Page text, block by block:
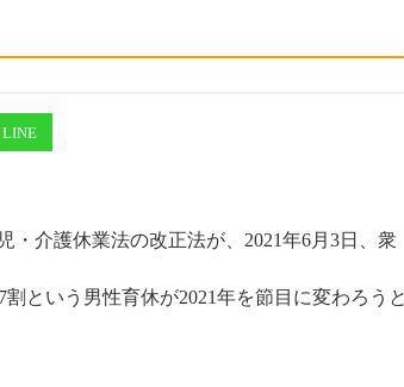
LINE
・介護休業法の改正法が、2021年6月3日、衆
という男性育休が2021年を節目に変わろうと